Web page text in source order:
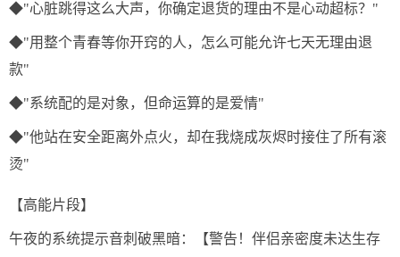
◆"心脏跳得这么大声，你确定退货的理由不是心动超标？"
◆"用整个青春等你开窍的人，怎么可能允许七天无理由退
款"
◆"系统配的是对象，但命运算的是爱情"
◆"他站在安全距离外点火，却在我烧成灰烬时接住了所有滚
烫"
【高能片段】
午夜的系统提示音刺破黑暗：【警告！伴侣亲密度未达生存